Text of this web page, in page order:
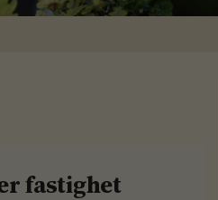
fastighet